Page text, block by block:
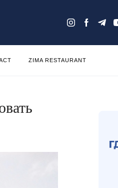
ZIMA RESTAURANT